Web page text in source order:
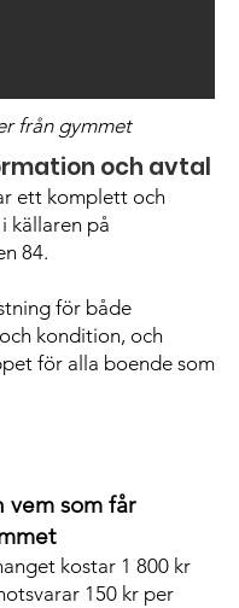
från gymmet
och avtal
ett komplett och
källaren på
84.
för både
kondition, och
för alla boende som
vem som får
kostar 1 800 kr
150 kr per